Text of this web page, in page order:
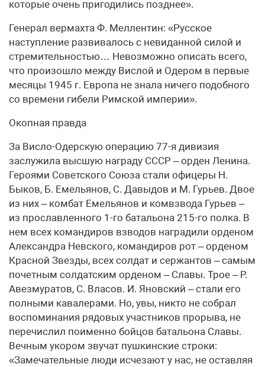
которые очень пригодились позднее».
Генерал вермахта Ф. Меллентин: «Русское
наступление развивалось с невиданной силой и
стремительностью… Невозможно описать всего,
что произошло между Вислой и Одером в первые
месяцы 1945 г. Европа не знала ничего подобного
со времени гибели Римской империи».
Окопная правда
За Висло-Одерскую операцию 77-я дивизия
заслужила высшую награду СССР – орден Ленина.
Героями Советского Союза стали офицеры Н.
Быков, Б. Емельянов, С. Давыдов и М. Гурьев. Двое
из них – комбат Емельянов и комвзвода Гурьев –
из прославленного 1-го батальона 215-го полка. В
нем всех командиров взводов наградили орденом
Александра Невского, командиров рот – орденом
Красной Звезды, всех солдат и сержантов – самым
почетным солдатским орденом – Славы. Трое – Р.
Авезмуратов, С. Власов. И. Яновский – стали его
полными кавалерами. Но, увы, никто не собрал
воспоминания рядовых участников прорыва, не
перечислил поименно бойцов батальона Славы.
Вечным укором звучат пушкинские строки:
«Замечательные люди исчезают у нас, не оставляя